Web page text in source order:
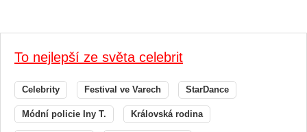
To nejlepší ze světa celebrit
Celebrity Festival ve Varech StarDance
Módní policie Iny T. Královská rodina